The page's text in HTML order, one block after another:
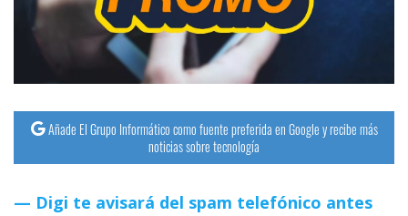
Añade El Grupo Informático como fuente preferida en Google y recibe más
noticias sobre tecnología
Digi te avisará del spam telefónico antes